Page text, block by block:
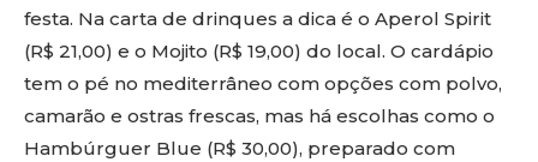
festa. Na carta de drinques a dica é o Aperol Spirit
(R$ 21,00) e o Mojito (R$ 19,00) do local. O cardápio
tem o pé no mediterrâneo com opções com polvo,
camarão e ostras frescas, mas há escolhas como o
Hambúrguer Blue (R$ 30,00), preparado com